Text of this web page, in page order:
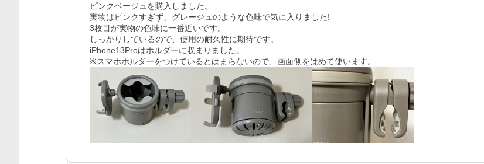
ピンクベージュを購入しました。
実物はピンクすぎず、グレージュのような色味で気に入りました!
3枚目が実物の色味に一番近いです。
しっかりしているので、使用の耐久性に期待です。
iPhone13Proはホルダーに収まりました。
※スマホホルダーをつけているとはまらないので、画面側をはめて使います。